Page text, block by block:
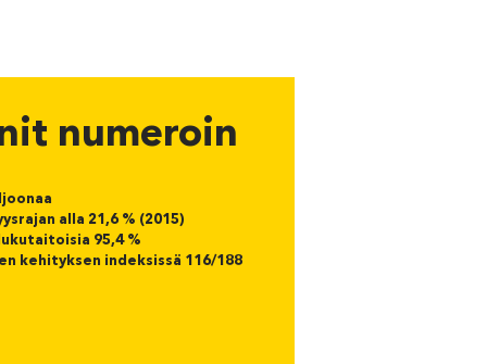
numeroin
alla 21,6 % (2015)
95,4 %
kehityksen indeksissä 116/188